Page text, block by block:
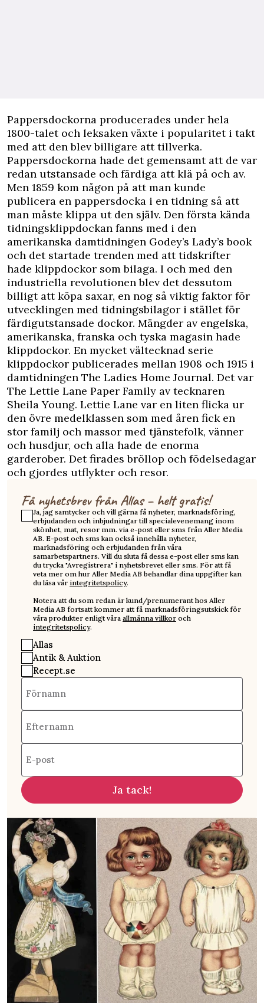
Pappersdockorna producerades under hela
1800-talet och leksaken växte i popularitet i takt
med att den blev billigare att tillverka.
Pappersdockorna hade det gemensamt att de var
redan utstansade och färdiga att klä på och av.
Men 1859 kom någon på att man kunde
publicera en pappersdocka i en tidning så att
man måste klippa ut den själv. Den första kända
tidningsklippdockan fanns med i den
amerikanska damtidningen Godey’s Lady’s book
och det startade trenden med att tidskrifter
hade klippdockor som bilaga. I och med den
industriella revolutionen blev det dessutom
billigt att köpa saxar, en nog så viktig faktor för
utvecklingen med tidningsbilagor i stället för
färdigutstansade dockor. Mängder av engelska,
amerikanska, franska och tyska magasin hade
klippdockor. En mycket vältecknad serie
klippdockor publicerades mellan 1908 och 1915 i
damtidningen The Ladies Home Journal. Det var
The Lettie Lane Paper Family av tecknaren
Sheila Young. Lettie Lane var en liten flicka ur
den övre medelklassen som med åren fick en
stor familj och massor med tjänstefolk, vänner
och husdjur, och alla hade de enorma
garderober. Det firades bröllop och födelsedagar
och gjordes utflykter och resor.
Få nyhetsbrev från Allas – helt gratis!
Ja, jag samtycker och vill gärna få nyheter, marknadsföring,
erbjudanden och inbjudningar till specialevenemang inom
skönhet, mat, resor mm. via e-post eller sms från Aller Media
AB. E-post och sms kan också innehålla nyheter,
marknadsföring och erbjudanden från våra
samarbetspartners. Vill du sluta få dessa e-post eller sms kan
du trycka "Avregistrera" i nyhetsbrevet eller sms. För att få
veta mer om hur Aller Media AB behandlar dina uppgifter kan
du läsa vår integritetspolicy.
Notera att du som redan är kund/prenumerant hos Aller
Media AB fortsatt kommer att få marknadsföringsutskick för
våra produkter enligt våra allmänna villkor och
integritetspolicy.
Allas
Antik & Auktion
Recept.se
Förnamn
Efternamn
E-post
Ja tack!